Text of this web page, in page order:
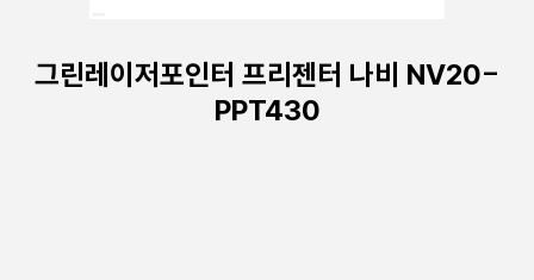
그린레이저포인터 프리젠터 나비 NV20-
PPT430